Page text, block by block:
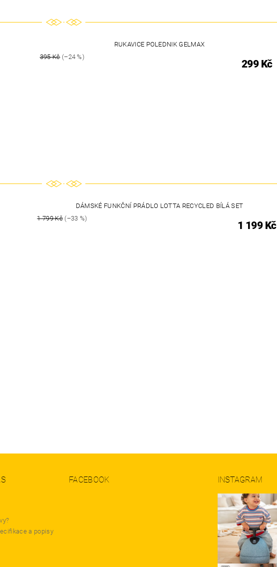
RUKAVICE POLEDNIK GELMAX
395 Kč(–24 %)
299 Kč
DÁMSKÉ FUNKČNÍ PRÁDLO LOTTA RECYCLED BÍLÁ SET
1 799 Kč(–33 %)
1 199 Kč
a popisy
FACEBOOK INSTAGRAM